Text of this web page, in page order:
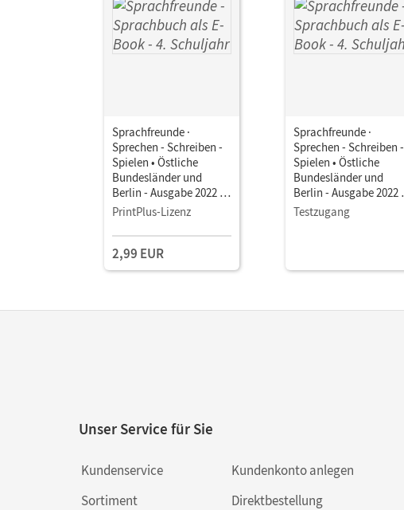
Sprachfreunde ·
Sprechen - Schreiben -
Spielen • Östliche
Bundesländer und
Berlin - Ausgabe 2022 ·
4. Schuljahr •
Mit Medien
PrintPlus-Lizenz
2,99 EUR
Sprachfreunde ·
Sprechen - Schreiben -
Spielen • Östliche
Bundesländer und
Berlin - Ausgabe 2022 ·
4. Schuljahr •
Sprachbuch als E-Book
Testzugang
Unser Service für Sie
Kundenservice
Sortiment
Kundenkonto anlegen
Direktbestellung